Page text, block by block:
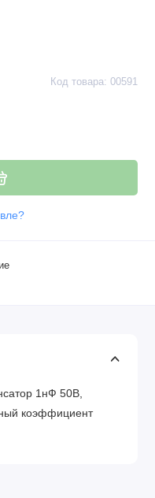
Код товара: 00591
1нФ 50В,
коэффициент